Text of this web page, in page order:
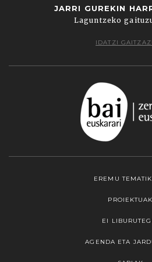
JARRI GUREKIN
Laguntzeko
IDATZI
EREMU
PROIEKTUAK
EI
AGENDA ETA